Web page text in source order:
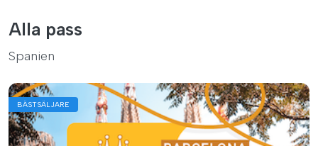
Alla pass
Spanien
BÄSTSÄLJARE